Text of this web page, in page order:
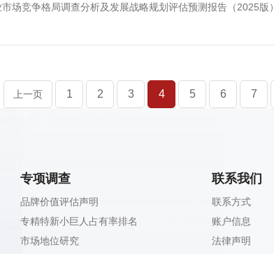
场竞争格局调查分析及发展战略规划评估预测报告（2025版）
上一页 1 2 3 4 5 6 7
专项调查
品牌价值评估声明
专精特新小巨人占有率排名
市场地位研究
联系我们
联系方式
账户信息
法律声明